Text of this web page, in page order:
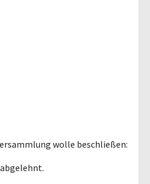
wolle beschließen: